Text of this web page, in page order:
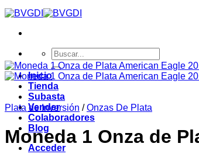
Buscar
por:
Inicio
Tienda
Subasta
Vender
Colaboradores
Blog
Acceder
Plata de Inversión / Onzas De Plata
Moneda 1 Onza de